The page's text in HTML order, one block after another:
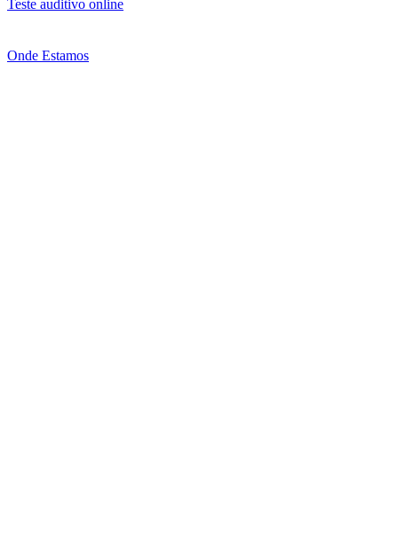
Teste auditivo online
Onde Estamos